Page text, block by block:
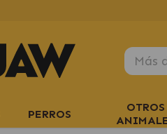
PERROS
OTROS